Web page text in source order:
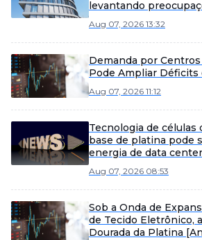
levantando
Aug 07, 2026 13:32
Demanda por
Pode Ampliar Déficits
Aug 07, 2026 11:12
Tecnologia de células
base de platina pode
energia de data
Aug 07, 2026 08:53
Sob a Onda de
de Tecido Eletrônico,
Dourada da Platina